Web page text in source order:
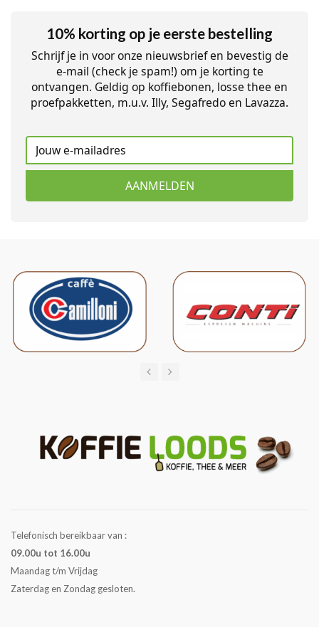
10% korting op je eerste bestelling
Schrijf je in voor onze nieuwsbrief en bevestig de
e-mail (check je spam!) om je korting te
ontvangen. Geldig op koffiebonen, losse thee en
proefpakketten, m.u.v. Illy, Segafredo en Lavazza.
AANMELDEN
Telefonisch bereikbaar van :
09.00u tot 16.00u
Maandag t/m Vrijdag
Zaterdag en Zondag gesloten.